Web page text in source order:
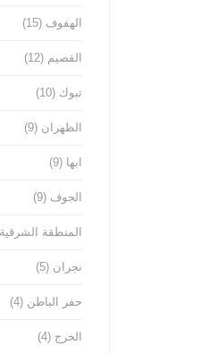
الهفوف (15)
القصيم (12)
تبوك (10)
الظهران (9)
ابها (9)
الجوف (9)
المنطقة الشرقية
نجران (5)
حفر الباطن (4)
الخرج (4)